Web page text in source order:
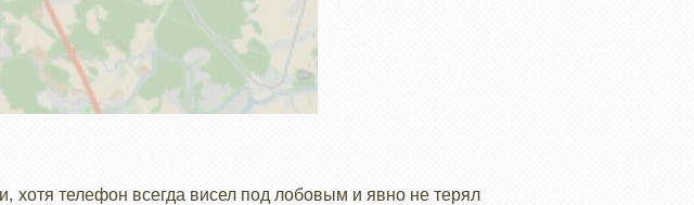
хотя телефон всегда висел под лобовым и явно не терял